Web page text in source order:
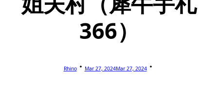
366）
Rhino Mar 27, 2024Mar 27, 2024